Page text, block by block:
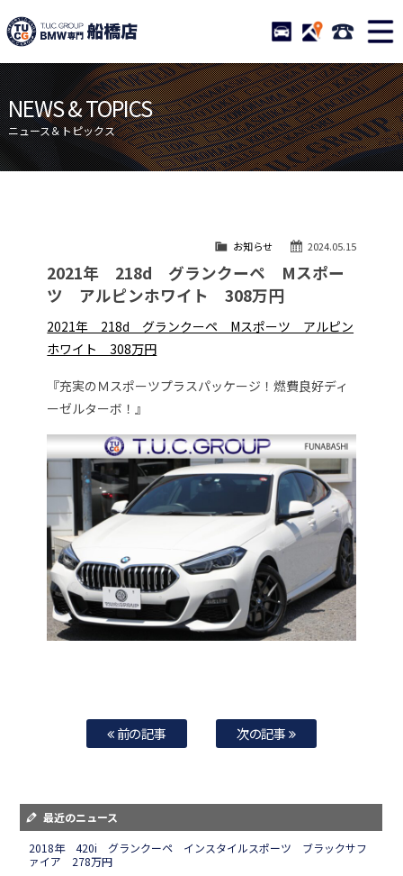
TUCグループ BMW専門 船
STOCK ACCESS 047-
ニュース
在庫リスト
目玉車両一覧
店舗紹介
保証＆サービス
アクセスマップ
自動車保険
TUCとは？
リクルート
納車blog
スタッフblog
会社概要
NEWS & TOPICS
ニュース＆トピックス
2024.05.15
お知らせ
2021年 218d グランクーペ Mスポー
ツ アルピンホワイト 308万円
2021年 218d グランクーペ Mスポーツ アルピン
ホワイト 308万円
『充実のＭスポーツプラスパッケージ！燃費良好ディ
ーゼルターボ！』
前の記事 次の記事
最近のニュース
2018年 420i グランクーペ インスタイルスポーツ ブラックサフ
ァイア 278万円